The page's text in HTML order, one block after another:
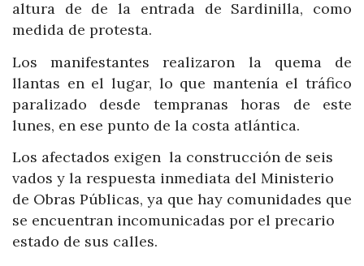
altura de de la entrada de Sardinilla, como
medida de protesta.
Los manifestantes realizaron la quema de
llantas en el lugar, lo que mantenía el tráfico
paralizado desde tempranas horas de este
lunes, en ese punto de la costa atlántica.
Los afectados exigen la construcción de seis
vados y la respuesta inmediata del Ministerio
de Obras Públicas, ya que hay comunidades que
se encuentran incomunicadas por el precario
estado de sus calles.